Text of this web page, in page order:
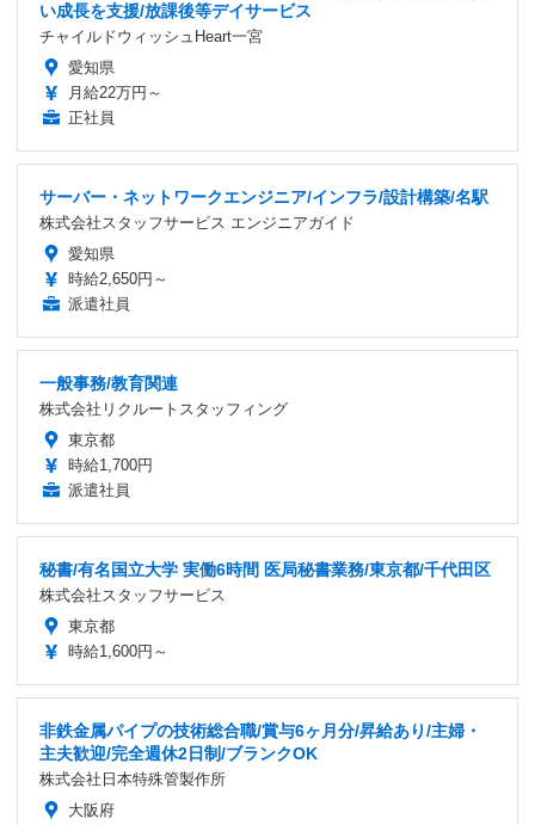
い成長を支援/放課後等デイサービス
チャイルドウィッシュHeart一宮
愛知県
月給22万円～
正社員
サーバー・ネットワークエンジニア/インフラ/設計構築/名駅
株式会社スタッフサービス エンジニアガイド
愛知県
時給2,650円～
派遣社員
一般事務/教育関連
株式会社リクルートスタッフィング
東京都
時給1,700円
派遣社員
秘書/有名国立大学 実働6時間 医局秘書業務/東京都/千代田区
株式会社スタッフサービス
東京都
時給1,600円～
非鉄金属パイプの技術総合職/賞与6ヶ月分/昇給あり/主婦・
主夫歓迎/完全週休2日制/ブランクOK
株式会社日本特殊管製作所
大阪府